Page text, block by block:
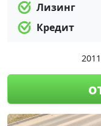
Лизинг
Кредит
2011